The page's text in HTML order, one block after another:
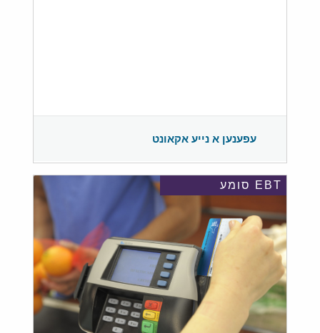
עפענען א נייע אקאונט
EBT סומע